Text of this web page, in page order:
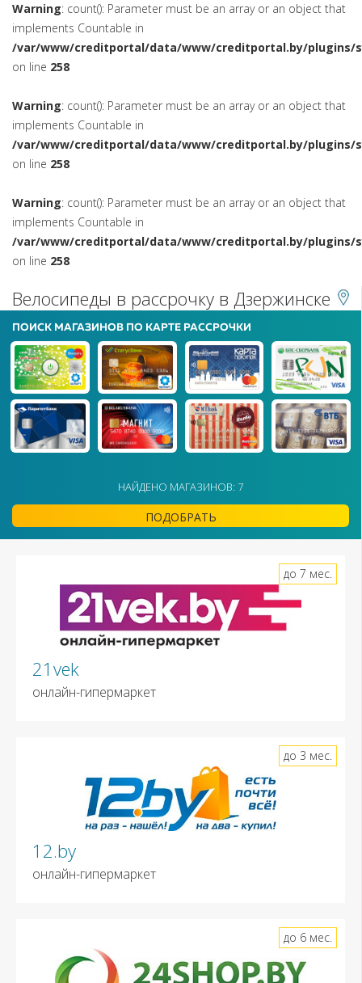
Warning: count(): Parameter must be an array or an object that
implements Countable in
/var/www/creditportal/data/www/creditportal.by/plugins/
on line 258
Warning: count(): Parameter must be an array or an object that
implements Countable in
/var/www/creditportal/data/www/creditportal.by/plugins/
on line 258
Warning: count(): Parameter must be an array or an object that
implements Countable in
/var/www/creditportal/data/www/creditportal.by/plugins/
on line 258
Велосипеды в рассрочку в Дзержинске
ПОИСК МАГАЗИНОВ ПО КАРТЕ РАССРОЧКИ
НАЙДЕНО МАГАЗИНОВ: 7
ПОДОБРАТЬ
21vek
онлайн-гипермаркет
до 7 мес.
12.by
онлайн-гипермаркет
до 3 мес.
до 6 мес.